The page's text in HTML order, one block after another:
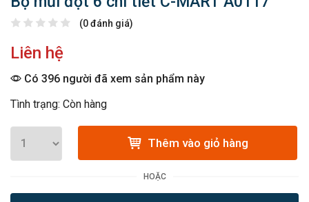
(0 đánh giá)
Liên hệ
Có 396 người đã xem sản phẩm này
Tình trạng: Còn hàng
Thêm vào giỏ hàng
HOẶC